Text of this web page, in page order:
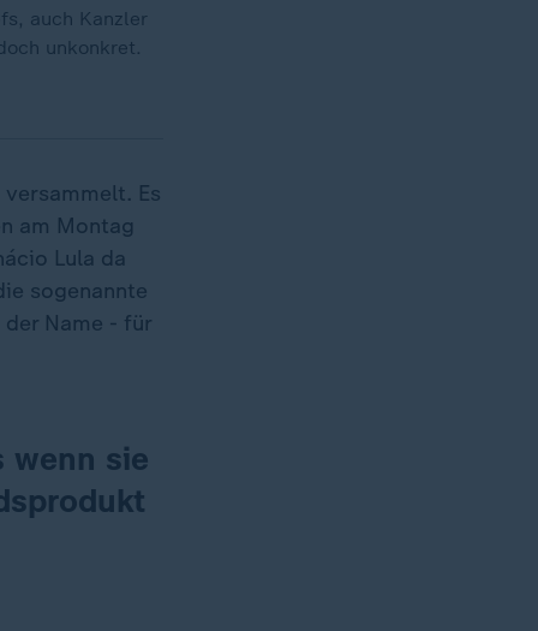
auch Kanzler
unkonkret.
versammelt. Es
am Montag
Lula da
sogenannte
Name - für
wenn sie